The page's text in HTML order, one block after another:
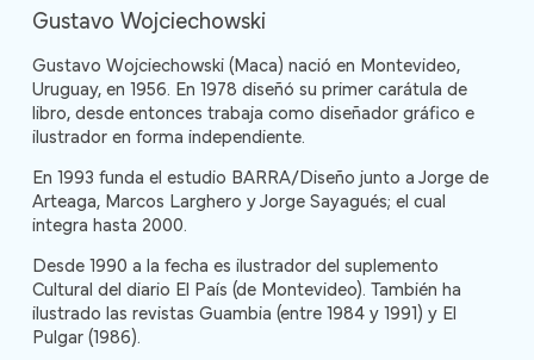
Gustavo Wojciechowski
Gustavo Wojciechowski (Maca) nació en Montevideo,
Uruguay, en 1956. En 1978 diseñó su primer carátula de
libro, desde entonces trabaja como diseñador gráfico e
ilustrador en forma independiente.
En 1993 funda el estudio BARRA/Diseño junto a Jorge de
Arteaga, Marcos Larghero y Jorge Sayagués; el cual
integra hasta 2000.
Desde 1990 a la fecha es ilustrador del suplemento
Cultural del diario El País (de Montevideo). También ha
ilustrado las revistas Guambia (entre 1984 y 1991) y El
Pulgar (1986).